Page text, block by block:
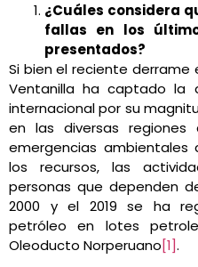
¿Cuáles considera
fallas en los
presentados?
Si bien el reciente derrame
Ventanilla ha captado la
internacional por su
en las diversas
emergencias
los recursos, las
personas que dependen
2000 y el 2019 se ha
petróleo en lotes
Oleoducto Norperuano[1].